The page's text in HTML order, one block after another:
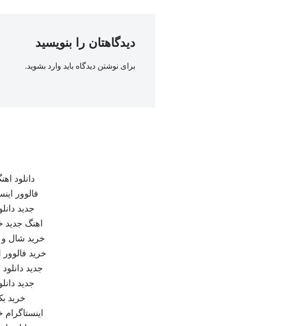
دیدگاهتان را بنویسید
برای نوشتن دیدگاه باید وارد بشوید.
دانلود
فالوور
جدید
اهنگ جدید
خرید شال
خرید فالوور
جدید
جدید
خرید
اینستاگرام